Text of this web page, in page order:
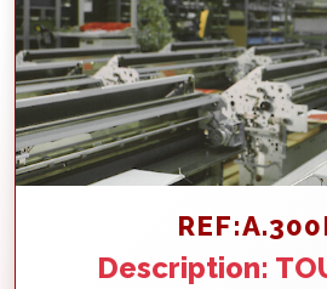
Description: